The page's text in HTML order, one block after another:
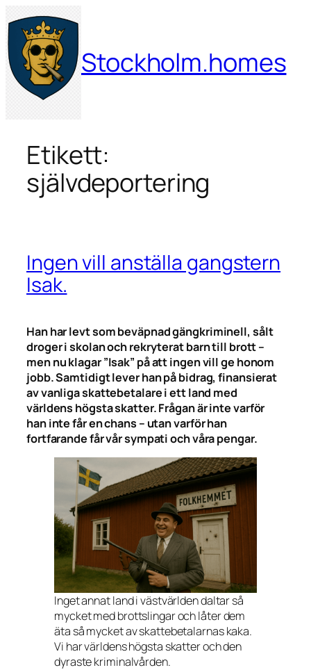
Hoppa
till
innehåll
Stockholm.homes
Etikett:
självdeportering
Ingen vill anställa gangstern
Isak.
Han har levt som beväpnad gängkriminell, sålt
droger i skolan och rekryterat barn till brott –
men nu klagar ”Isak” på att ingen vill ge honom
jobb. Samtidigt lever han på bidrag, finansierat
av vanliga skattebetalare i ett land med
världens högsta skatter. Frågan är inte varför
han inte får en chans – utan varför han
fortfarande får vår sympati och våra pengar.
Inget annat land i västvärlden daltar så
mycket med brottslingar och låter dem
äta så mycket av skattebetalarnas kaka.
Vi har världens högsta skatter och den
dyraste kriminalvården.